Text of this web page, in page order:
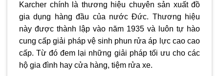
Karcher chính là thương hiệu chuyên sản xuất đồ
gia dụng hàng đầu của nước Đức. Thương hiệu
này được thành lập vào năm 1935 và luôn tự hào
cung cấp giải pháp vệ sinh phun rửa áp lực cao cao
cấp. Từ đó đem lại những giải pháp tối ưu cho các
hộ gia đình hay cửa hàng, tiệm rửa xe.